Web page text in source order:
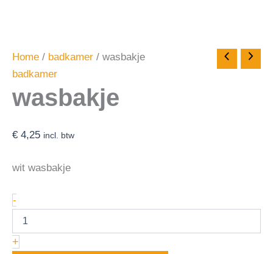
Home / badkamer / wasbakje
badkamer
wasbakje
€ 4,25 incl. btw
wit wasbakje
-
+